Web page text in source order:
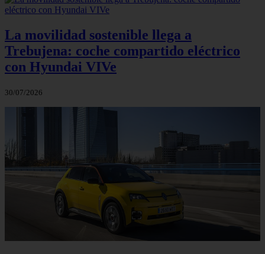
La movilidad sostenible llega a
Trebujena: coche compartido eléctrico
con Hyundai VIVe
30/07/2026